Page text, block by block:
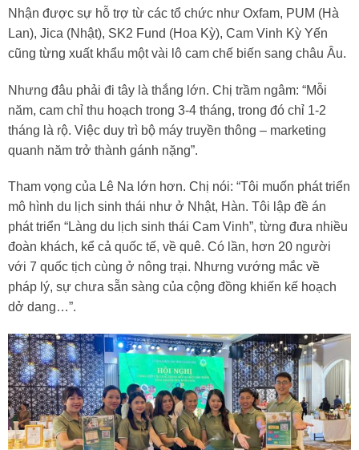
Nhận được sự hỗ trợ từ các tổ chức như Oxfam, PUM (Hà
Lan), Jica (Nhật), SK2 Fund (Hoa Kỳ), Cam Vinh Kỳ Yến
cũng từng xuất khẩu một vài lô cam chế biến sang châu Âu.
Nhưng đâu phải đi tây là thắng lớn. Chị trầm ngâm: “Mỗi
năm, cam chỉ thu hoạch trong 3-4 tháng, trong đó chỉ 1-2
tháng là rộ. Việc duy trì bộ máy truyền thông – marketing
quanh năm trở thành gánh nặng”.
Tham vọng của Lê Na lớn hơn. Chị nói: “Tôi muốn phát triển
mô hình du lịch sinh thái như ở Nhật, Hàn. Tôi lập đề án
phát triển “Làng du lịch sinh thái Cam Vinh”, từng đưa nhiều
đoàn khách, kể cả quốc tế, về quê. Có lần, hơn 20 người
với 7 quốc tịch cùng ở nông trại. Nhưng vướng mắc về
pháp lý, sự chưa sẵn sàng của cộng đồng khiến kế hoạch
dở dang…”.